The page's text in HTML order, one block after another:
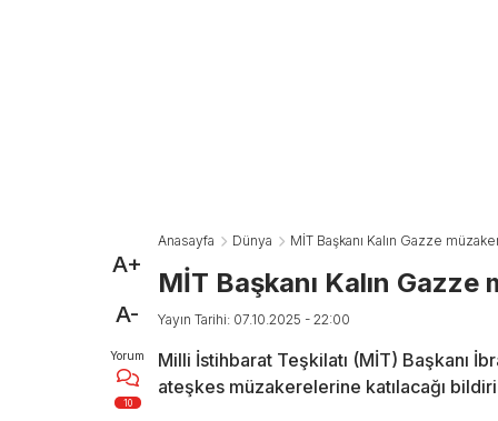
A+
A-
Yorum
10
Anasayfa Dünya MİT Başkanı Kalın Gazze
MİT Başkanı Kalın
Yayın Tarihi: 07.10.2025 - 22:00
Milli İstihbarat Teşkilatı (MİT) Başkanı
ateşkes müzakerelerine katılacağı